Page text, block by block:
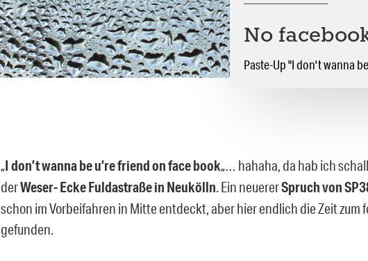
No
Paste-Up "I don't wanna
„I don’t wanna be u’re friend on face book„… hahaha, da hab ich
derWeser- Ecke Fuldastraße in Neukölln. Ein neuererSpruch von
schon im Vorbeifahren in Mitte entdeckt, aber hier endlich die Zeit zum
gefunden.